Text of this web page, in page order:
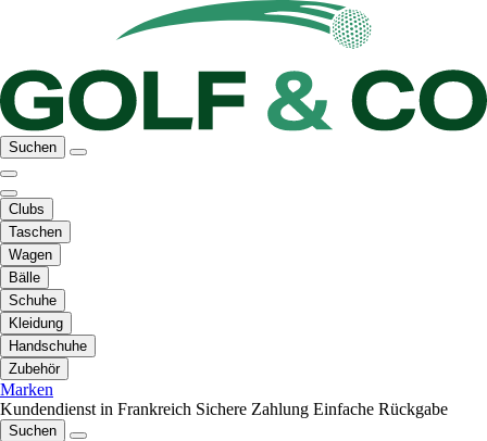
Suchen
Clubs
Taschen
Wagen
Bälle
Schuhe
Kleidung
Handschuhe
Zubehör
Marken
Kundendienst in Frankreich Sichere Zahlung Einfache Rückgabe
Suchen